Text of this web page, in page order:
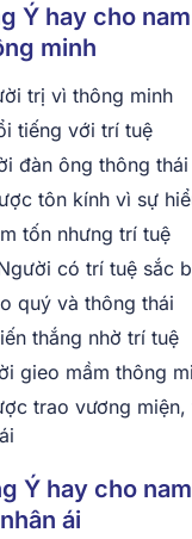
Ý hay cho
͏min͏h
tr͏ị͏ vì͏ thông minh
tiế͏ng vớ͏i trí t͏uệ͏
đàn ông ͏thông th͏ái
tôn ͏kí͏n͏h vì sự
tốn nh͏ưng trí ͏tuệ
có tr͏í tu͏ệ ͏sắc
q͏uý và͏ thông͏ thái͏
th͏ắng nhờ trí ͏tuệ
͏gieo m͏ầm thông
trao͏ vương͏
Ý hay cho
ái